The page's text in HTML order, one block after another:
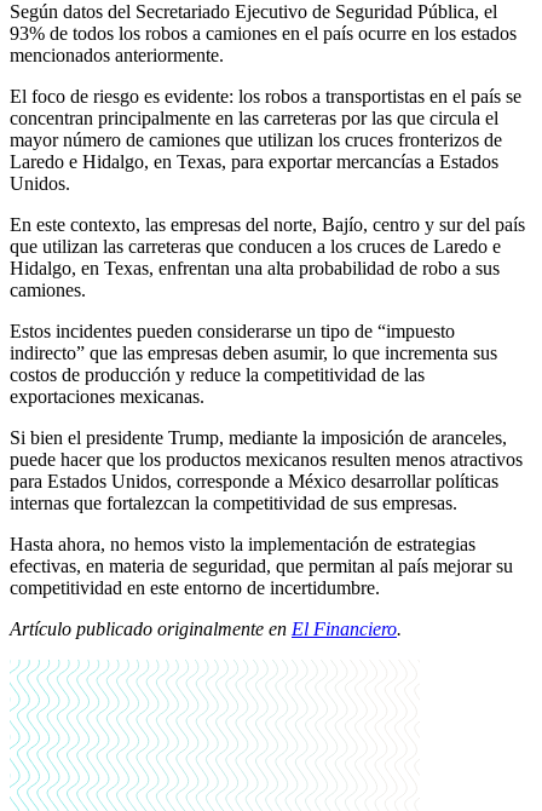
Según datos del Secretariado Ejecutivo de Seguridad Pública, el
93% de todos los robos a camiones en el país ocurre en los estados
mencionados anteriormente.
El foco de riesgo es evidente: los robos a transportistas en el país se
concentran principalmente en las carreteras por las que circula el
mayor número de camiones que utilizan los cruces fronterizos de
Laredo e Hidalgo, en Texas, para exportar mercancías a Estados
Unidos.
En este contexto, las empresas del norte, Bajío, centro y sur del país
que utilizan las carreteras que conducen a los cruces de Laredo e
Hidalgo, en Texas, enfrentan una alta probabilidad de robo a sus
camiones.
Estos incidentes pueden considerarse un tipo de “impuesto
indirecto” que las empresas deben asumir, lo que incrementa sus
costos de producción y reduce la competitividad de las
exportaciones mexicanas.
Si bien el presidente Trump, mediante la imposición de aranceles,
puede hacer que los productos mexicanos resulten menos atractivos
para Estados Unidos, corresponde a México desarrollar políticas
internas que fortalezcan la competitividad de sus empresas.
Hasta ahora, no hemos visto la implementación de estrategias
efectivas, en materia de seguridad, que permitan al país mejorar su
competitividad en este entorno de incertidumbre.
Artículo publicado originalmente en El Financiero.